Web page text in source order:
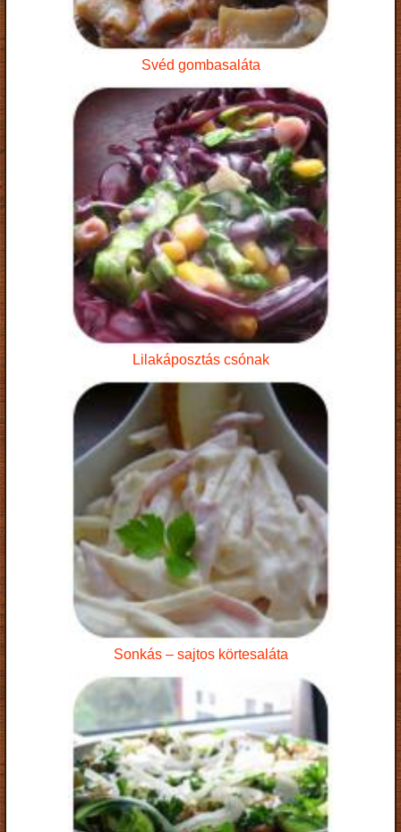
Svéd gombasaláta
Lilakáposztás csónak
Sonkás – sajtos körtesaláta